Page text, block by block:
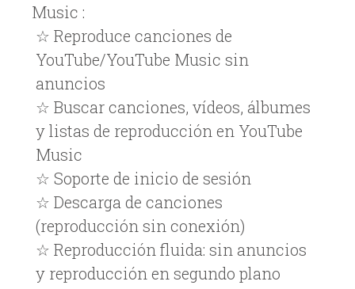
Music :
☆ Reproduce canciones de
YouTube/YouTube Music sin
anuncios
☆ Buscar canciones, vídeos, álbumes
y listas de reproducción en YouTube
Music
☆ Soporte de inicio de sesión
☆ Descarga de canciones
(reproducción sin conexión)
☆ Reproducción fluida: sin anuncios
y reproducción en segundo plano